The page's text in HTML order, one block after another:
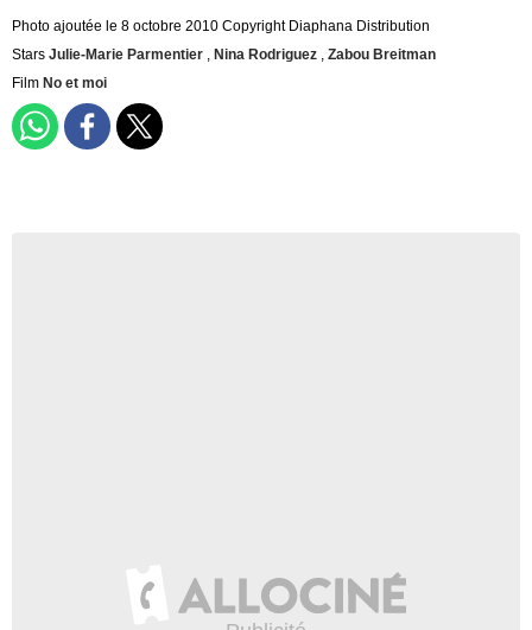
Photo ajoutée le 8 octobre 2010 Copyright Diaphana Distribution
Stars Julie-Marie Parmentier , Nina Rodriguez , Zabou Breitman
Film No et moi